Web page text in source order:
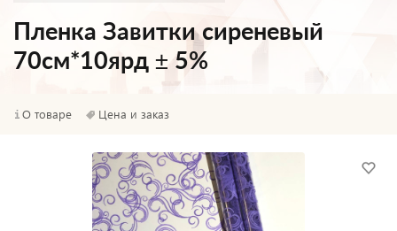
Пленка Завитки сиреневый
70см*10ярд ± 5%
О товаре Цена и заказ